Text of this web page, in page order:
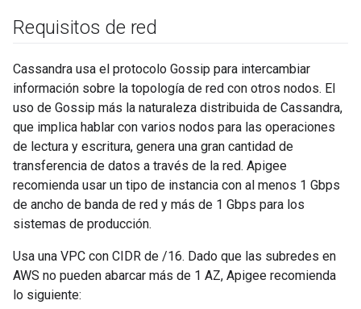
Requisitos de red
Cassandra usa el protocolo Gossip para intercambiar
información sobre la topología de red con otros nodos. El
uso de Gossip más la naturaleza distribuida de Cassandra,
que implica hablar con varios nodos para las operaciones
de lectura y escritura, genera una gran cantidad de
transferencia de datos a través de la red. Apigee
recomienda usar un tipo de instancia con al menos 1 Gbps
de ancho de banda de red y más de 1 Gbps para los
sistemas de producción.
Usa una VPC con CIDR de /16. Dado que las subredes en
AWS no pueden abarcar más de 1 AZ, Apigee recomienda
lo siguiente: